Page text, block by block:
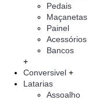
Pedais
Maçanetas
Painel
Acessórios
Bancos
+
Conversivel +
Latarias
Assoalho